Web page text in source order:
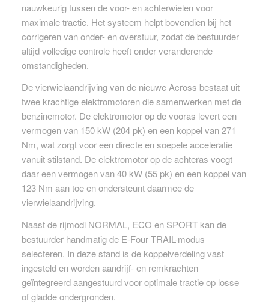
nauwkeurig tussen de voor- en achterwielen voor
maximale tractie. Het systeem helpt bovendien bij het
corrigeren van onder- en overstuur, zodat de bestuurder
altijd volledige controle heeft onder veranderende
omstandigheden.
De vierwielaandrijving van de nieuwe Across bestaat uit
twee krachtige elektromotoren die samenwerken met de
benzinemotor. De elektromotor op de vooras levert een
vermogen van 150 kW (204 pk) en een koppel van 271
Nm, wat zorgt voor een directe en soepele acceleratie
vanuit stilstand. De elektromotor op de achteras voegt
daar een vermogen van 40 kW (55 pk) en een koppel van
123 Nm aan toe en ondersteunt daarmee de
vierwielaandrijving.
Naast de rijmodi NORMAL, ECO en SPORT kan de
bestuurder handmatig de E-Four TRAIL-modus
selecteren. In deze stand is de koppelverdeling vast
ingesteld en worden aandrijf- en remkrachten
geïntegreerd aangestuurd voor optimale tractie op losse
of gladde ondergronden.